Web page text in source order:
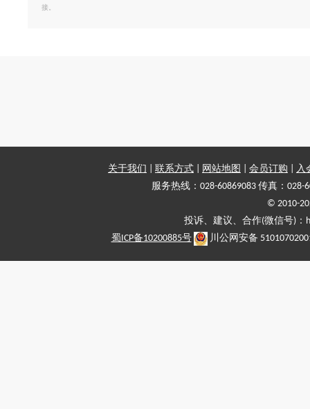
接。
关于我们 联系方式 网站地图 会员订购
入
服务热线：028-60869083 传真：028-
© 2010-
投诉、建议、合作(微信号)
蜀ICP备10200885号
川公网安备